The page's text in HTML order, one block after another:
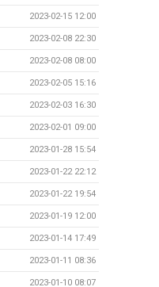
2023-02-15 12:00
2023-02-08 22:30
2023-02-08 08:00
2023-02-05 15:16
2023-02-03 16:30
2023-02-01 09:00
2023-01-28 15:54
2023-01-22 22:12
2023-01-22 19:54
2023-01-19 12:00
2023-01-14 17:49
2023-01-11 08:36
2023-01-10 08:07